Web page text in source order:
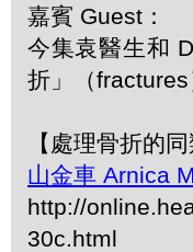
嘉賓 Guest：
今集袁醫生和
折」（fractures
【處理骨折的同
山金車 Arnica
http://
30c.html